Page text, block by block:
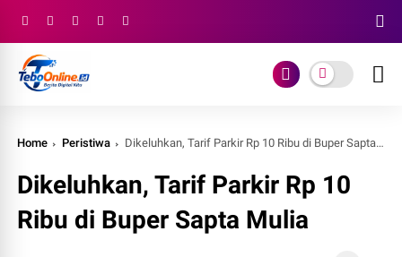
Home Peristiwa Dikeluhkan, Tarif Parkir Rp 10 Ribu di Buper Sapta Mulia
Dikeluhkan, Tarif Parkir Rp 10
Ribu di Buper Sapta Mulia